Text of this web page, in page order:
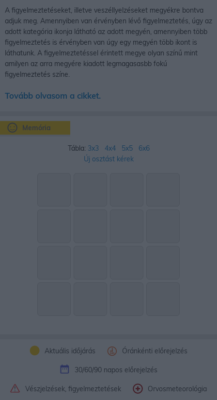
Aktuális időjárás Óránkénti előrejelzés
30/60/90 napos előrejelzés
Vészjelzések, figyelmeztetések Orvosmeteorológia
Memória
Tábla: 3x3 4x4 5x5
6x6
Új osztást kérek
A figyelmeztetéseket, illetve veszéllyelzéseket megyékre bontva
adjuk meg. Amennyiben van érvényben lévő figyelmeztetés, úgy az
adott kategória ikonja látható az adott megyén, amennyiben több
figyelmeztetés is érvényben van úgy egy megyén több ikont is
láthatunk. A figyelmeztetéssel érintett megye olyan színű mint
amilyen az arra megyére kiadott legmagasasbb fokú
figyelmeztetés színe.
Tovább olvasom a cikket.